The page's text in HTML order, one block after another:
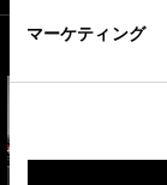
マーケティング
619